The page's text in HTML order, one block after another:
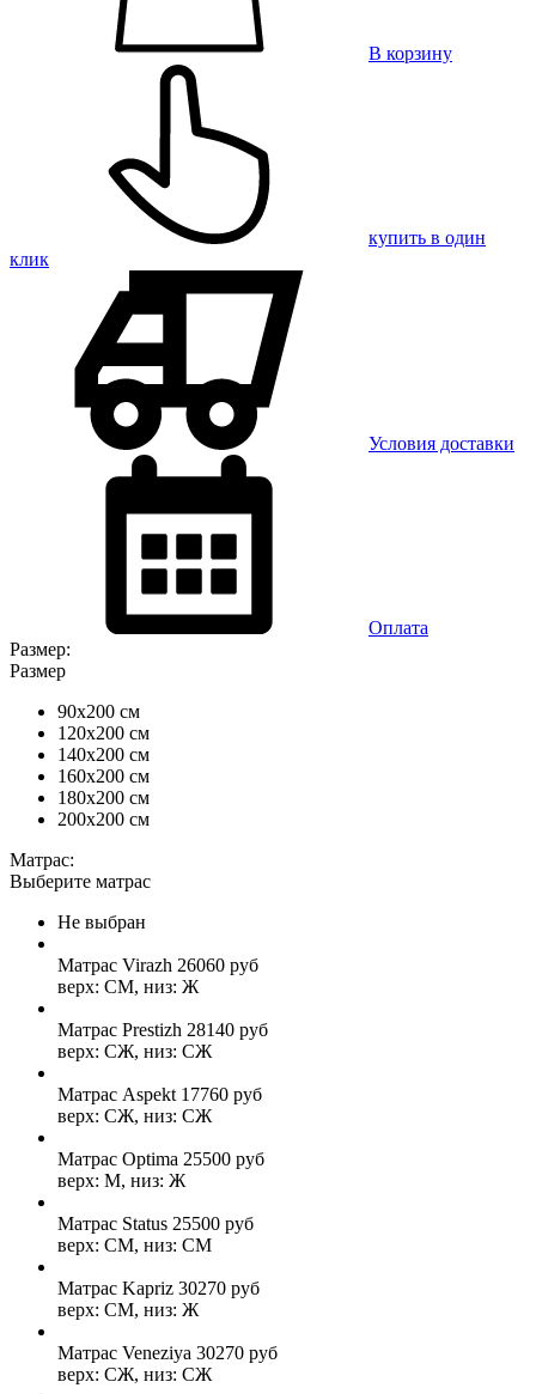
В корзину
купить в один
клик
Условия доставки
Оплата
Размер:
Размер
90x200 см
120x200 см
140x200 см
160x200 см
180x200 см
200x200 см
Матрас:
Выберите матрас
Не выбран
Матрас Virazh 26060 руб
верх: СМ, низ: Ж
Матрас Prestizh 28140 руб
верх: СЖ, низ: СЖ
Матрас Aspekt 17760 руб
верх: СЖ, низ: СЖ
Матрас Optima 25500 руб
верх: М, низ: Ж
Матрас Status 25500 руб
верх: СМ, низ: СМ
Матрас Kapriz 30270 руб
верх: СМ, низ: Ж
Матрас Veneziya 30270 руб
верх: СЖ, низ: СЖ